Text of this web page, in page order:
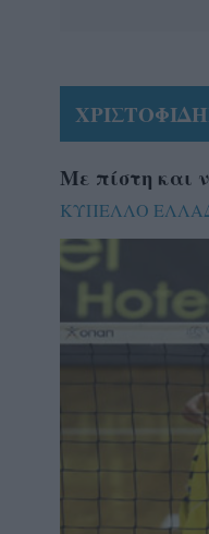
Με πίστη και
ΚΥΠΕΛΛΟ